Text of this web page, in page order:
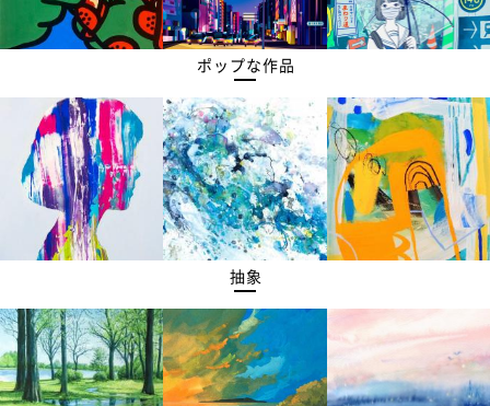
ポップな作品
抽象